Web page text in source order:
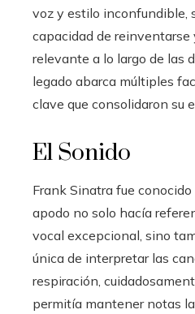
voz y estilo inconfundible,
capacidad de reinventarse
relevante a lo largo de las
legado abarca múltiples
clave que consolidaron su
El Sonido
Frank Sinatra fue conocido
apodo no solo hacía
vocal excepcional, sino
única de interpretar las
respiración,
permitía mantener notas